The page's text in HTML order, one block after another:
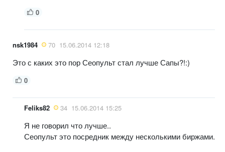
0
nsk1984 70 15.06.2014 12:18
Это с каких это пор Сеопульт стал лучше Сапы?!:)
0
Feliks82 34 15.06.2014 15:25
Я не говорил что лучше..
Сеопульт это посредник между несколькими биржами.